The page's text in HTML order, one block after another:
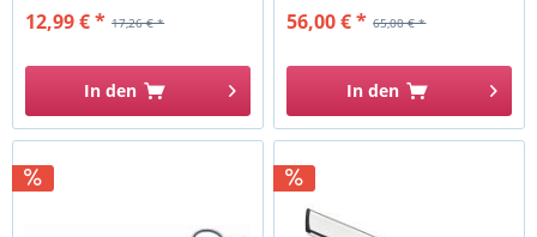
17,26 € *
12,99 € *
In den
65,00 € *
56,00 € *
In den